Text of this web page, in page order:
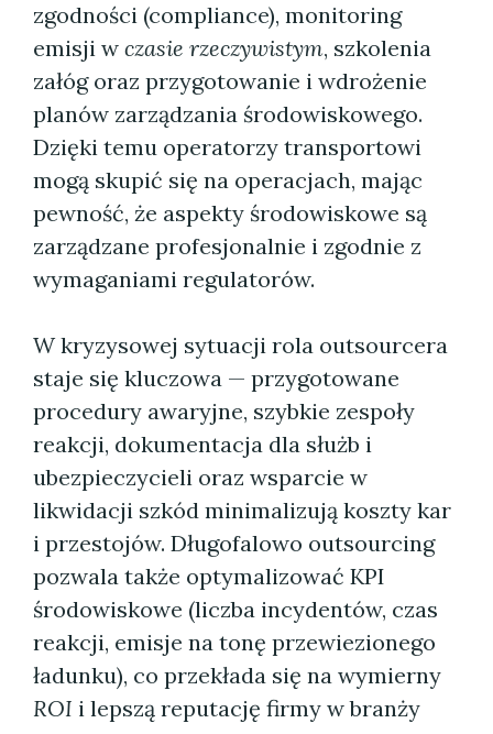
zgodności (compliance), monitoring
emisji w czasie rzeczywistym, szkolenia
załóg oraz przygotowanie i wdrożenie
planów zarządzania środowiskowego.
Dzięki temu operatorzy transportowi
mogą skupić się na operacjach, mając
pewność, że aspekty środowiskowe są
zarządzane profesjonalnie i zgodnie z
wymaganiami regulatorów.
W kryzysowej sytuacji rola outsourcera
staje się kluczowa — przygotowane
procedury awaryjne, szybkie zespoły
reakcji, dokumentacja dla służb i
ubezpieczycieli oraz wsparcie w
likwidacji szkód minimalizują koszty kar
i przestojów. Długofalowo outsourcing
pozwala także optymalizować KPI
środowiskowe (liczba incydentów, czas
reakcji, emisje na tonę przewiezionego
ładunku), co przekłada się na wymierny
ROI i lepszą reputację firmy w branży